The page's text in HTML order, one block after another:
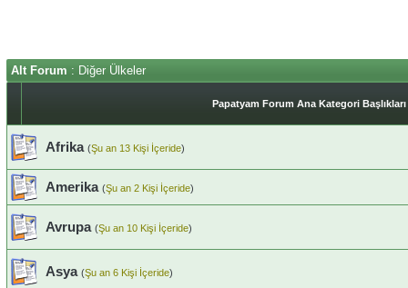
Alt Forum : Diğer Ülkeler
Papatyam Forum Ana Kategori Başlıkları
Afrika (Şu an 13 Kişi İçeride)
Amerika (Şu an 2 Kişi İçeride)
Avrupa (Şu an 10 Kişi İçeride)
Asya (Şu an 6 Kişi İçeride)